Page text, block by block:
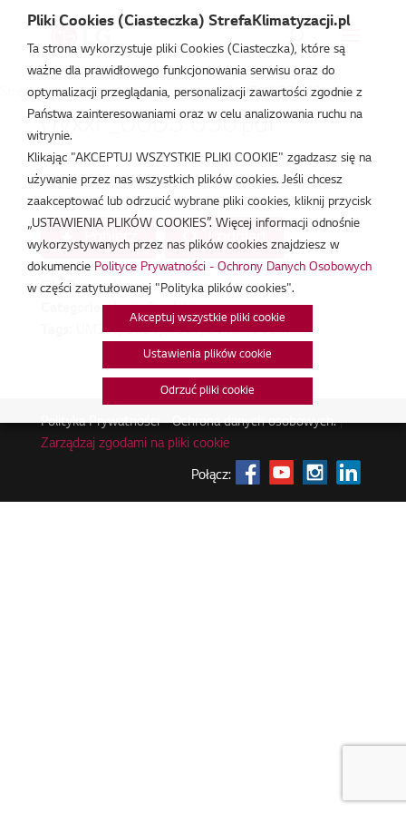
Strefa Klimatyzacji /Karta Produktowa/UVxxF_UUD3 U30.pdf
UVxxF_UUD3 U30.pdf
lut 19, 2026
Pobierz Podgląd
File Type:pdf
Categories:Karta Produktowa
UM30F, UUB1, UUC1, UV18F, UV24F
Polityka Prywatności - Ochrona danych osobowych.|
Zarządzaj zgodami na pliki cookie
Połącz:
Pliki Cookies (Ciasteczka) StrefaKlimatyzacji.pl
Ta strona wykorzystuje pliki Cookies (Ciasteczka), które są
ważne dla prawidłowego funkcjonowania serwisu oraz do
optymalizacji przeglądania, personalizacji zawartości zgodnie z
Państwa zainteresowaniami oraz w celu analizowania ruchu na
witrynie.
Klikając "AKCEPTUJ WSZYSTKIE PLIKI COOKIE" zgadzasz się na
używanie przez nas wszystkich plików cookies. Jeśli chcesz
zaakceptować lub odrzucić wybrane pliki cookies, kliknij przycisk
„USTAWIENIA PLIKÓW COOKIES”. Więcej informacji odnośnie
wykorzystywanych przez nas plików cookies znajdziesz w
dokumencie Polityce Prywatności - Ochrony Danych Osobowych
w części zatytułowanej "Polityka plików cookies".
Akceptuj wszystkie pliki cookie
Ustawienia plików cookie
Odrzuć pliki cookie